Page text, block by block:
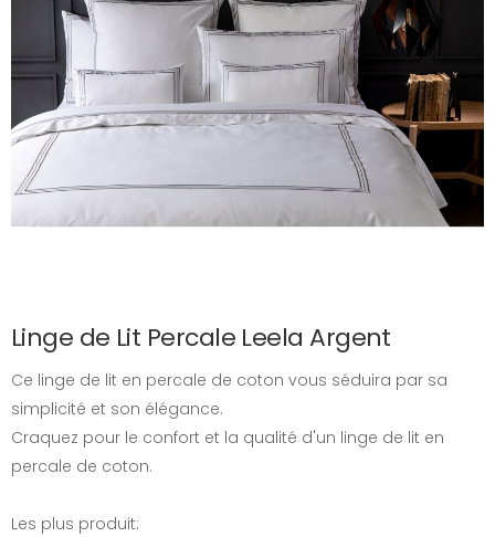
Linge de Lit Percale Leela Argent
Ce linge de lit en percale de coton vous séduira par sa
simplicité et son élégance.
Craquez pour le confort et la qualité d'un linge de lit en
percale de coton.
Les plus produit: